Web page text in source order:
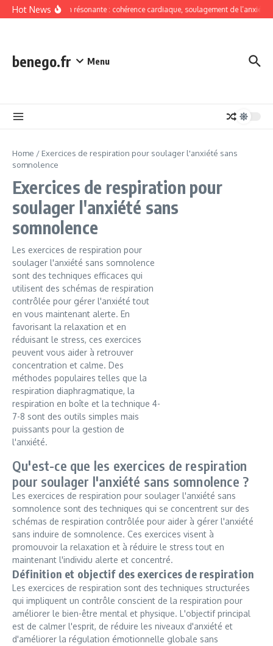
Skip to content
Hot News
Respiration résonante : cohérence cardiaque, soulagement de l’anxiété
benego.fr Menu
Home / Exercices de respiration pour soulager l'anxiété sans
somnolence
Exercices de respiration pour
soulager l'anxiété sans
somnolence
Les exercices de respiration pour
soulager l'anxiété sans somnolence
sont des techniques efficaces qui
utilisent des schémas de respiration
contrôlée pour gérer l'anxiété tout
en vous maintenant alerte. En
favorisant la relaxation et en
réduisant le stress, ces exercices
peuvent vous aider à retrouver
concentration et calme. Des
méthodes populaires telles que la
respiration diaphragmatique, la
respiration en boîte et la technique 4-
7-8 sont des outils simples mais
puissants pour la gestion de
l'anxiété.
Qu'est-ce que les exercices de respiration
pour soulager l'anxiété sans somnolence ?
Les exercices de respiration pour soulager l'anxiété sans
somnolence sont des techniques qui se concentrent sur des
schémas de respiration contrôlée pour aider à gérer l'anxiété
sans induire de somnolence. Ces exercices visent à
promouvoir la relaxation et à réduire le stress tout en
maintenant l'individu alerte et concentré.
Définition et objectif des exercices de respiration
Les exercices de respiration sont des techniques structurées
qui impliquent un contrôle conscient de la respiration pour
améliorer le bien-être mental et physique. L'objectif principal
est de calmer l'esprit, de réduire les niveaux d'anxiété et
d'améliorer la régulation émotionnelle globale sans